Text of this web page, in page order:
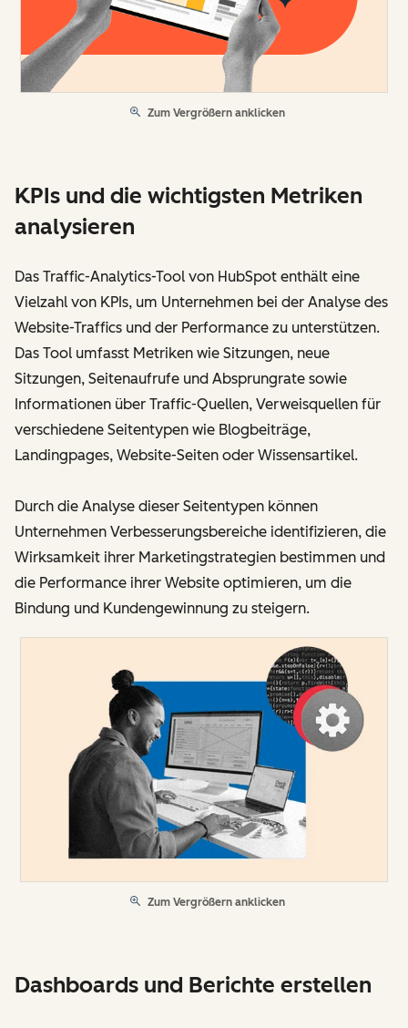
Zum Vergrößern anklicken
KPIs und die wichtigsten Metriken
analysieren
Das Traffic-Analytics-Tool von HubSpot enthält eine
Vielzahl von KPIs, um Unternehmen bei der Analyse des
Website-Traffics und der Performance zu unterstützen.
Das Tool umfasst Metriken wie Sitzungen, neue
Sitzungen, Seitenaufrufe und Absprungrate sowie
Informationen über Traffic-Quellen, Verweisquellen für
verschiedene Seitentypen wie Blogbeiträge,
Landingpages, Website-Seiten oder Wissensartikel.
Durch die Analyse dieser Seitentypen können
Unternehmen Verbesserungsbereiche identifizieren, die
Wirksamkeit ihrer Marketingstrategien bestimmen und
die Performance ihrer Website optimieren, um die
Bindung und Kundengewinnung zu steigern.
Zum Vergrößern anklicken
Dashboards und Berichte erstellen